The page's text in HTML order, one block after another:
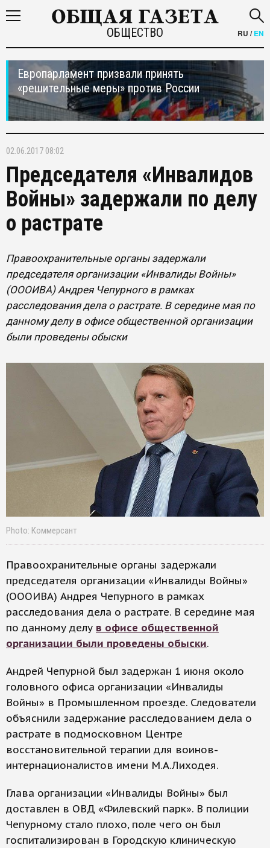
ОБЩЕСТВО RU /EN
Европарламент призвали принять
«решительные меры» против России
02.06.2017 08:02
Председателя «Инвалидов
Войны» задержали по делу
о растрате
Правоохранительные органы задержали
председателя организации «Инвалиды Войны»
(ОООИВА) Андрея Чепурного в рамках
расследования дела о растрате. В середине мая по
данному делу в офисе общественной организации
были проведены обыски
Photo: Коммерсант
Правоохранительные органы задержали
председателя организации «Инвалиды Войны»
(ОООИВА) Андрея Чепурного в рамках
расследования дела о растрате. В середине мая
по данному делу в офисе общественной
организации были проведены обыски.
Андрей Чепурной был задержан 1 июня около
головного офиса организации «Инвалиды
Войны» в Промышленном проезде. Следователи
объяснили задержание расследованием дела о
растрате в подмосковном Центре
восстановительной терапии для воинов-
интернационалистов имени М.А.Лиходея.
Глава организации «Инвалиды Войны» был
доставлен в ОВД «Филевский парк». В полиции
Чепурному стало плохо, поле чего он был
госпитализирован в Городскую клиническую